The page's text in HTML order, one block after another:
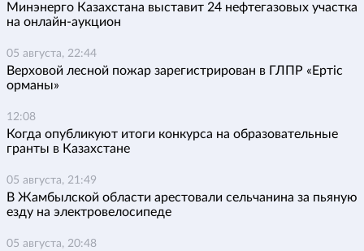
Минэнерго Казахстана выставит 24 нефтегазовых участка
на онлайн-аукцион
05 августа, 22:44
Верховой лесной пожар зарегистрирован в ГЛПР «Ертіс
орманы»
12:08
Когда опубликуют итоги конкурса на образовательные
гранты в Казахстане
05 августа, 21:49
В Жамбылской области арестовали сельчанина за пьяную
езду на электровелосипеде
05 августа, 20:48